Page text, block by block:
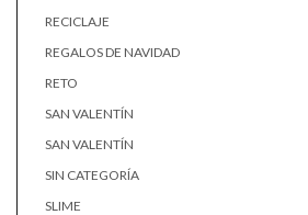
RECICLAJE
REGALOS DE NAVIDAD
RETO
SAN VALENTÍN
SAN VALENTÍN
SIN CATEGORÍA
SLIME